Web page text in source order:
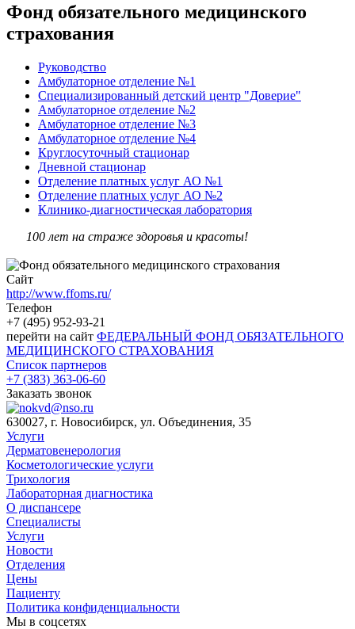
Фонд обязательного медицинского
страхования
Руководство
Амбулаторное отделение №1
Специализированный детский центр "Доверие"
Амбулаторное отделение №2
Амбулаторное отделение №3
Амбулаторное отделение №4
Круглосуточный стационар
Дневной стационар
Отделение платных услуг АО №1
Отделение платных услуг АО №2
Клинико-диагностическая лаборатория
100 лет на страже здоровья и красоты!
Сайт
http://www.ffoms.ru/
Телефон
+7 (495) 952-93-21
перейти на сайт ФЕДЕРАЛЬНЫЙ ФОНД ОБЯЗАТЕЛЬНОГО
МЕДИЦИНСКОГО СТРАХОВАНИЯ
Список партнеров
+7 (383) 363-06-60
Заказать звонок
630027, г. Новосибирск, ул. Объединения, 35
Услуги
Дерматовенерология
Косметологические услуги
Трихология
Лабораторная диагностика
О диспансере
Специалисты
Услуги
Новости
Отделения
Цены
Пациенту
Политика конфиденциальности
Мы в соцсетях